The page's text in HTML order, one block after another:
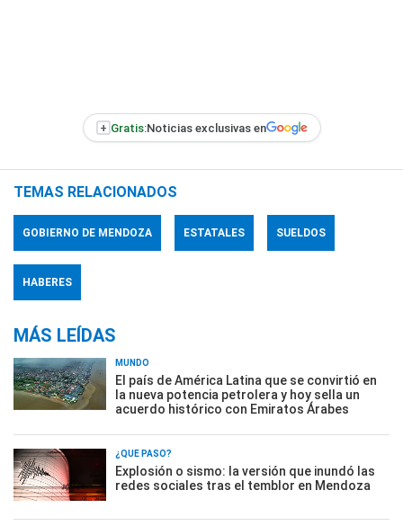
+ Gratis:Noticias exclusivas en
TEMAS RELACIONADOS
GOBIERNO DE MENDOZA ESTATALES SUELDOS
HABERES
MÁS LEÍDAS
MUNDO
El país de América Latina que se convirtió en
la nueva potencia petrolera y hoy sella un
acuerdo histórico con Emiratos Árabes
¿QUÉ PASÓ?
Explosión o sismo: la versión que inundó las
redes sociales tras el temblor en Mendoza